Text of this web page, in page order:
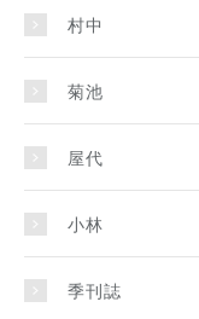
村中
菊池
屋代
小林
季刊誌